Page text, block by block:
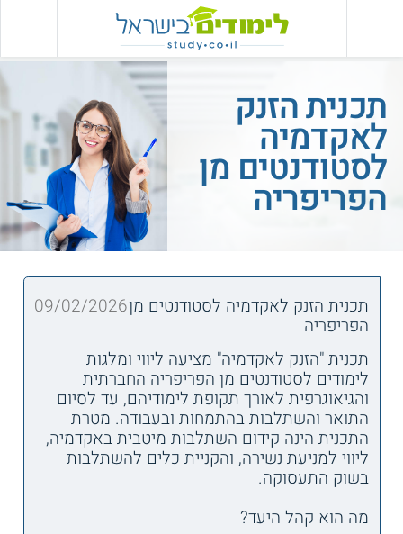
תכנית הזנק
לאקדמיה
לסטודנטים מן
הפריפריה
תכנית הזנק לאקדמיה לסטודנטים מן
הפריפריה
09/02/2026
תכנית "הזנק לאקדמיה" מציעה ליווי ומלגות
לימודים לסטודנטים מן הפריפריה החברתית
והגיאוגרפית לאורך תקופת לימודיהם, עד לסיום
התואר והשתלבות בהתמחות ובעבודה. מטרת
התכנית הינה קידום השתלבות מיטבית באקדמיה,
ליווי למניעת נשירה, והקניית כלים להשתלבות
בשוק התעסוקה.
מה הוא קהל היעד?